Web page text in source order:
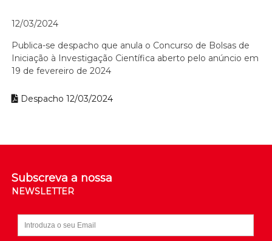
12/03/2024
Publica-se despacho que anula o Concurso de Bolsas de
Iniciação à Investigação Científica aberto pelo anúncio em
19 de fevereiro de 2024
Despacho 12/03/2024
Subscreva a nossa
NEWSLETTER